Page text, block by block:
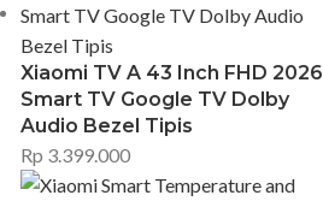
Xiaomi TV A 43 Inch FHD 2026
Smart TV Google TV Dolby
Audio Bezel Tipis
Rp 3.399.000